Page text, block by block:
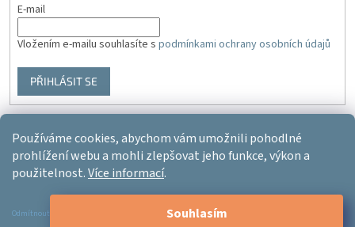
Používáme cookies, abychom vám umožnili pohodlné
prohlížení webu a mohli zlepšovat jeho funkce, výkon a
použitelnost.Více informací.
Odmítnout Souhlasím
E-mail
Vložením e-mailu souhlasíte s podmínkami ochrany osobních údajů
PŘIHLÁSIT SE
Vytvořil Shoptet
Copyright 2026Ergo-product. Všechna práva vyhrazena.Upravit
nastavení cookies